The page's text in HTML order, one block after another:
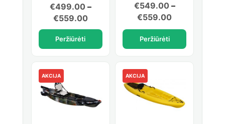
€499.00 –
€559.00Price
range:
Peržiūrėti
€549.00 –
€559.00Price
range:
through
Peržiūrėti
AKCIJA AKCIJA